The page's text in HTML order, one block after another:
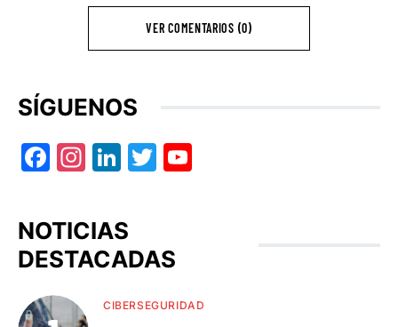
VER COMENTARIOS (0)
SÍGUENOS
Facebook
Instagram
LinkedIn
Twitter
NOTICIAS
DESTACADAS
CIBERSEGURIDAD